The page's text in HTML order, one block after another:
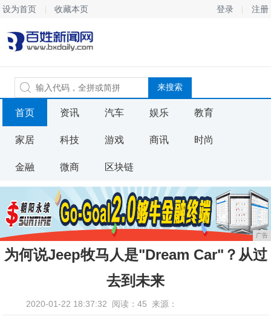
设为首页 收藏本页 登录 注册
首页 资讯 汽车 娱乐 教育
家居 科技 游戏 商讯 时尚
金融 微商 区块链
广告
为何说Jeep牧马人是"Dream Car"？从过
去到未来
2020-01-22 18:37:32 阅读：45 来源：